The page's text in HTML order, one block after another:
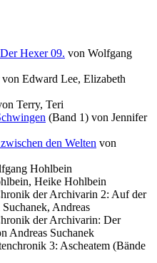
Hexer 09. von Wolfgang
Edward Lee, Elizabeth
Terry, Teri
(Band 1) von Jennifer
den Welten von
Hohlbein
Heike Hohlbein
der Archivarin 2: Auf der
Andreas
der Archivarin: Der
Andreas Suchanek
3: Ascheatem (Bände